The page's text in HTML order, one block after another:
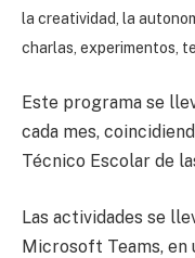
la creatividad, la
charlas, experimentos,
Este programa se
cada mes,
Técnico Escolar de
Las actividades se
Microsoft Teams, en